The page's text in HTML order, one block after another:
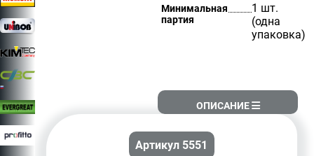
Минимальная
партия
1 шт.
(одна
упаковка)
ОПИСАНИЕ
Артикул 5551